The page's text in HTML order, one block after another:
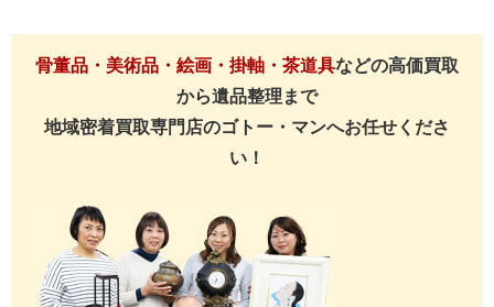
骨董品・美術品・絵画・掛軸・茶道具などの高価買取
から遺品整理まで
地域密着買取専門店のゴトー・マンへお任せくださ
い！